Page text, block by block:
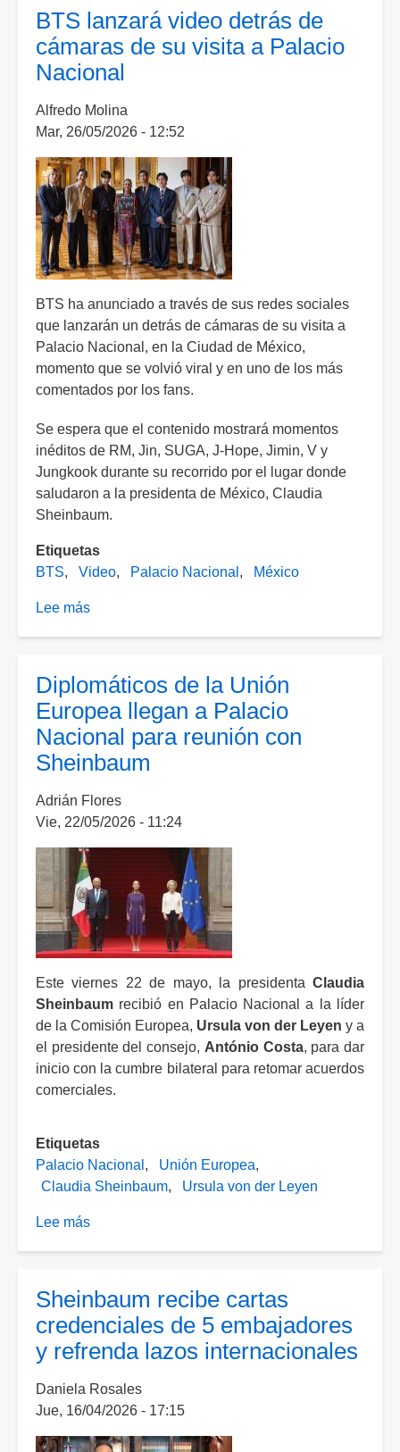
Rey
Felipe
VI
se
reúnen
en
Palacio
Nacional
BTS lanzará video detrás de
cámaras de su visita a Palacio
Nacional
Alfredo Molina
Mar, 26/05/2026 - 12:52
BTS ha anunciado a través de sus redes sociales
que lanzarán un detrás de cámaras de su visita a
Palacio Nacional, en la Ciudad de México,
momento que se volvió viral y en uno de los más
comentados por los fans.
Se espera que el contenido mostrará momentos
inéditos de RM, Jin, SUGA, J-Hope, Jimin, V y
Jungkook durante su recorrido por el lugar donde
saludaron a la presidenta de México, Claudia
Sheinbaum.
Etiquetas
BTS
Video Palacio Nacional México
Lee más
video
detrás
de
cámaras
de
visita
a
Diplomáticos de la Unión
Europea llegan a Palacio
Nacional para reunión con
Sheinbaum
Adrián Flores
Vie, 22/05/2026 - 11:24
Este viernes 22 de mayo, la presidenta Claudia
Sheinbaum recibió en Palacio Nacional a la líder
de la Comisión Europea, Ursula von der Leyen y a
el presidente del consejo, António Costa, para dar
inicio con la cumbre bilateral para retomar acuerdos
comerciales.
Etiquetas
Palacio Nacional
Unión Europea
Claudia Sheinbaum
Ursula von der Leyen
Lee más
Unión
Europea
llegan
Palacio
Nacional
para
Sheinbaum recibe cartas
credenciales de 5 embajadores
y refrenda lazos internacionales
Daniela Rosales
Jue, 16/04/2026 - 17:15